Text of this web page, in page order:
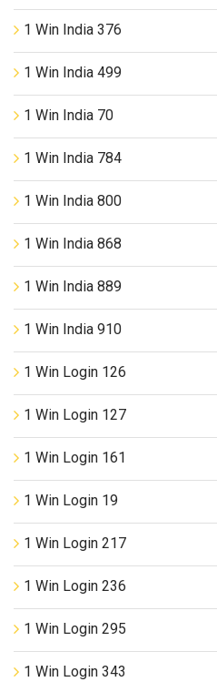
1 Win India 376
1 Win India 499
1 Win India 70
1 Win India 784
1 Win India 800
1 Win India 868
1 Win India 889
1 Win India 910
1 Win Login 126
1 Win Login 127
1 Win Login 161
1 Win Login 19
1 Win Login 217
1 Win Login 236
1 Win Login 295
1 Win Login 343